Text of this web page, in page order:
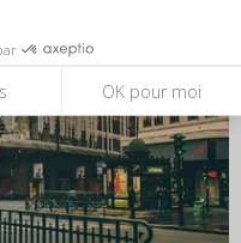
OK pour moi